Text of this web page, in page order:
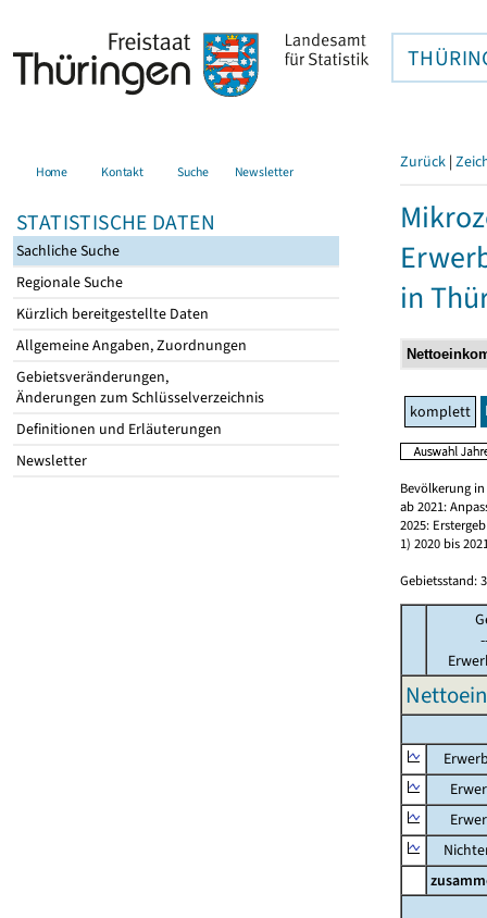
Home Kontakt Suche Newsletter
STATISTISCHE DATEN
Sachliche Suche
Regionale Suche
Kürzlich bereitgestellte Daten
Allgemeine Angaben, Zuordnungen
Gebietsveränderungen,
Änderungen zum Schlüsselverzeichnis
Definitionen und Erläuterungen
Newsletter
Zurück |
in
komplett
Bevölkerung
ab 2021:
2025:
1) 2020 bis
Gebietsstand: